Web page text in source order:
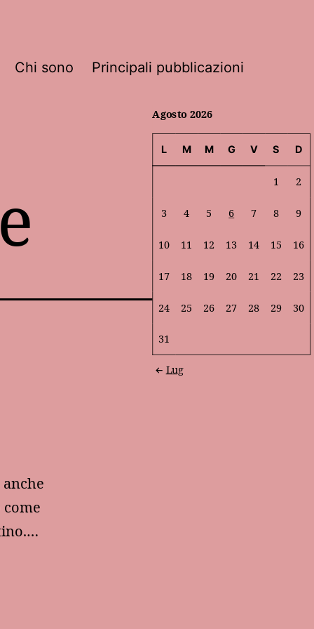
Chi sono Principali pubblicazioni
Agosto 2026
L M M G V S D
1 2
3 4 5 6 7 8 9
10 11 12 13 14 15 16
17 18 19 20 21 22 23
24 25 26 27 28 29 30
31
Lug